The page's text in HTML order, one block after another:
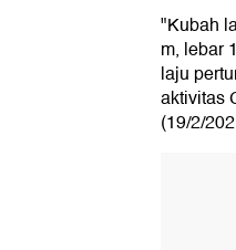
"Kubah
m, lebar
laju
aktivitas
(19/2/